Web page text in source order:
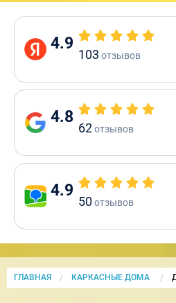
4.9
103 отзывов
4.8
62отзывов
4.9
50отзывов
ГЛАВНАЯ КАРКАСНЫЕ ДОМА